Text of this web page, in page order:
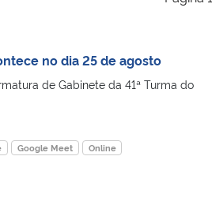
no dia 25 de agosto
de Gabinete da 41ª Turma do
Google Meet
Online